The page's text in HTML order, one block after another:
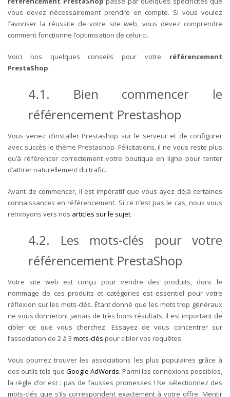
vous devez nécessairement prendre en compte. Si vous voulez
favoriser la réussite de votre site web, vous devez comprendre
comment fonctionne l’optimisation de celui-ci.
Voici nos quelques conseils pour votre référencement
PrestaShop.
4.1. Bien commencer le
référencement Prestashop
Vous venez d’installer Prestashop sur le serveur et de configurer
avec succès le thème Prestashop. Félicitations, il ne vous reste plus
qu’à référencer correctement votre boutique en ligne pour tenter
d’attirer naturellement du trafic.
Avant de commencer, il est impératif que vous ayez déjà certaines
connaissances en référencement. Si ce n’est pas le cas, nous vous
renvoyons vers nos articles sur le sujet.
4.2. Les mots-clés pour votre
référencement PrestaShop
Votre site web est conçu pour vendre des produits, donc le
nommage de ces produits et catégories est essentiel pour votre
réflexion sur les mots-clés. Étant donné que les mots trop généraux
ne vous donneront jamais de très bons résultats, il est important de
cibler ce que vous cherchez. Essayez de vous concentrer sur
l’association de 2 à 3 mots-clés pour cibler vos requêtes.
Vous pourrez trouver les associations les plus populaires grâce à
des outils tels que Google AdWords. Parmi les connexions possibles,
la règle d’or est : pas de fausses promesses ! Ne sélectionnez des
mots-clés que s’ils correspondent exactement à votre offre. Mentir